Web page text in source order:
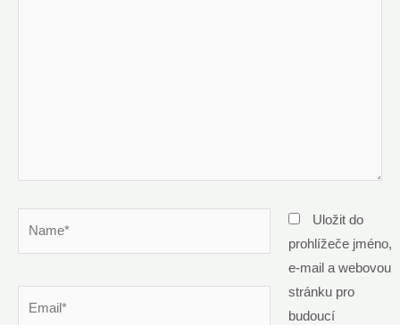
Uložit do
prohlížeče jméno,
e-mail a webovou
stránku pro
budoucí